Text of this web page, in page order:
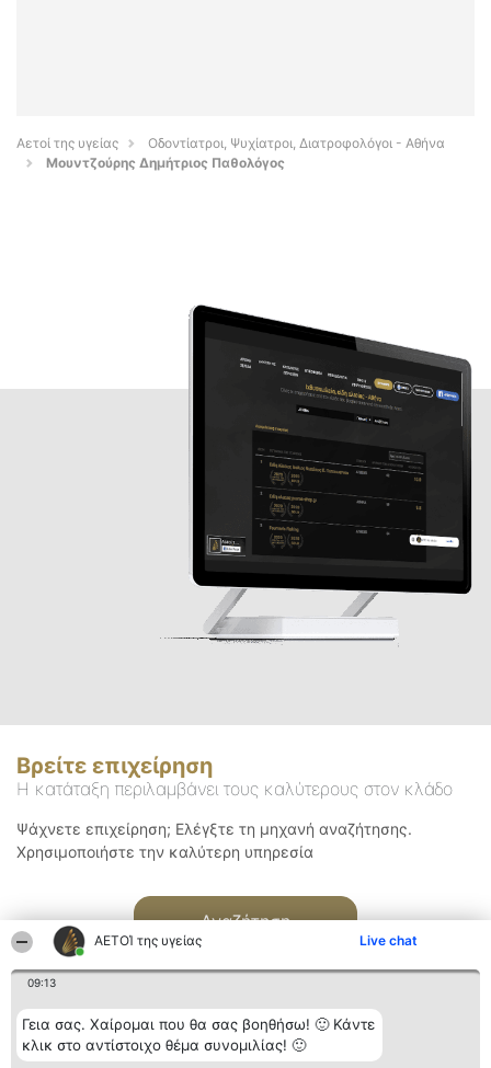
ΑΕΤΟΊ της υγείας Live chat
09:13
Γεια σας. Χαίρομαι που θα σας βοηθήσω! 🙂 Κάντε
κλικ στο αντίστοιχο θέμα συνομιλίας! 🙂
Αετοί της υγείας
Οδοντίατροι, Ψυχίατροι, Διατροφολόγοι - Αθήνα
Μουντζούρης Δημήτριος Παθολόγος
Βρείτε επιχείρηση
Η κατάταξη περιλαμβάνει τους καλύτερους στον κλάδο
Ψάχνετε επιχείρηση; Ελέγξτε τη μηχανή αναζήτησης.
Χρησιμοποιήστε την καλύτερη υπηρεσία
Αναζήτηση